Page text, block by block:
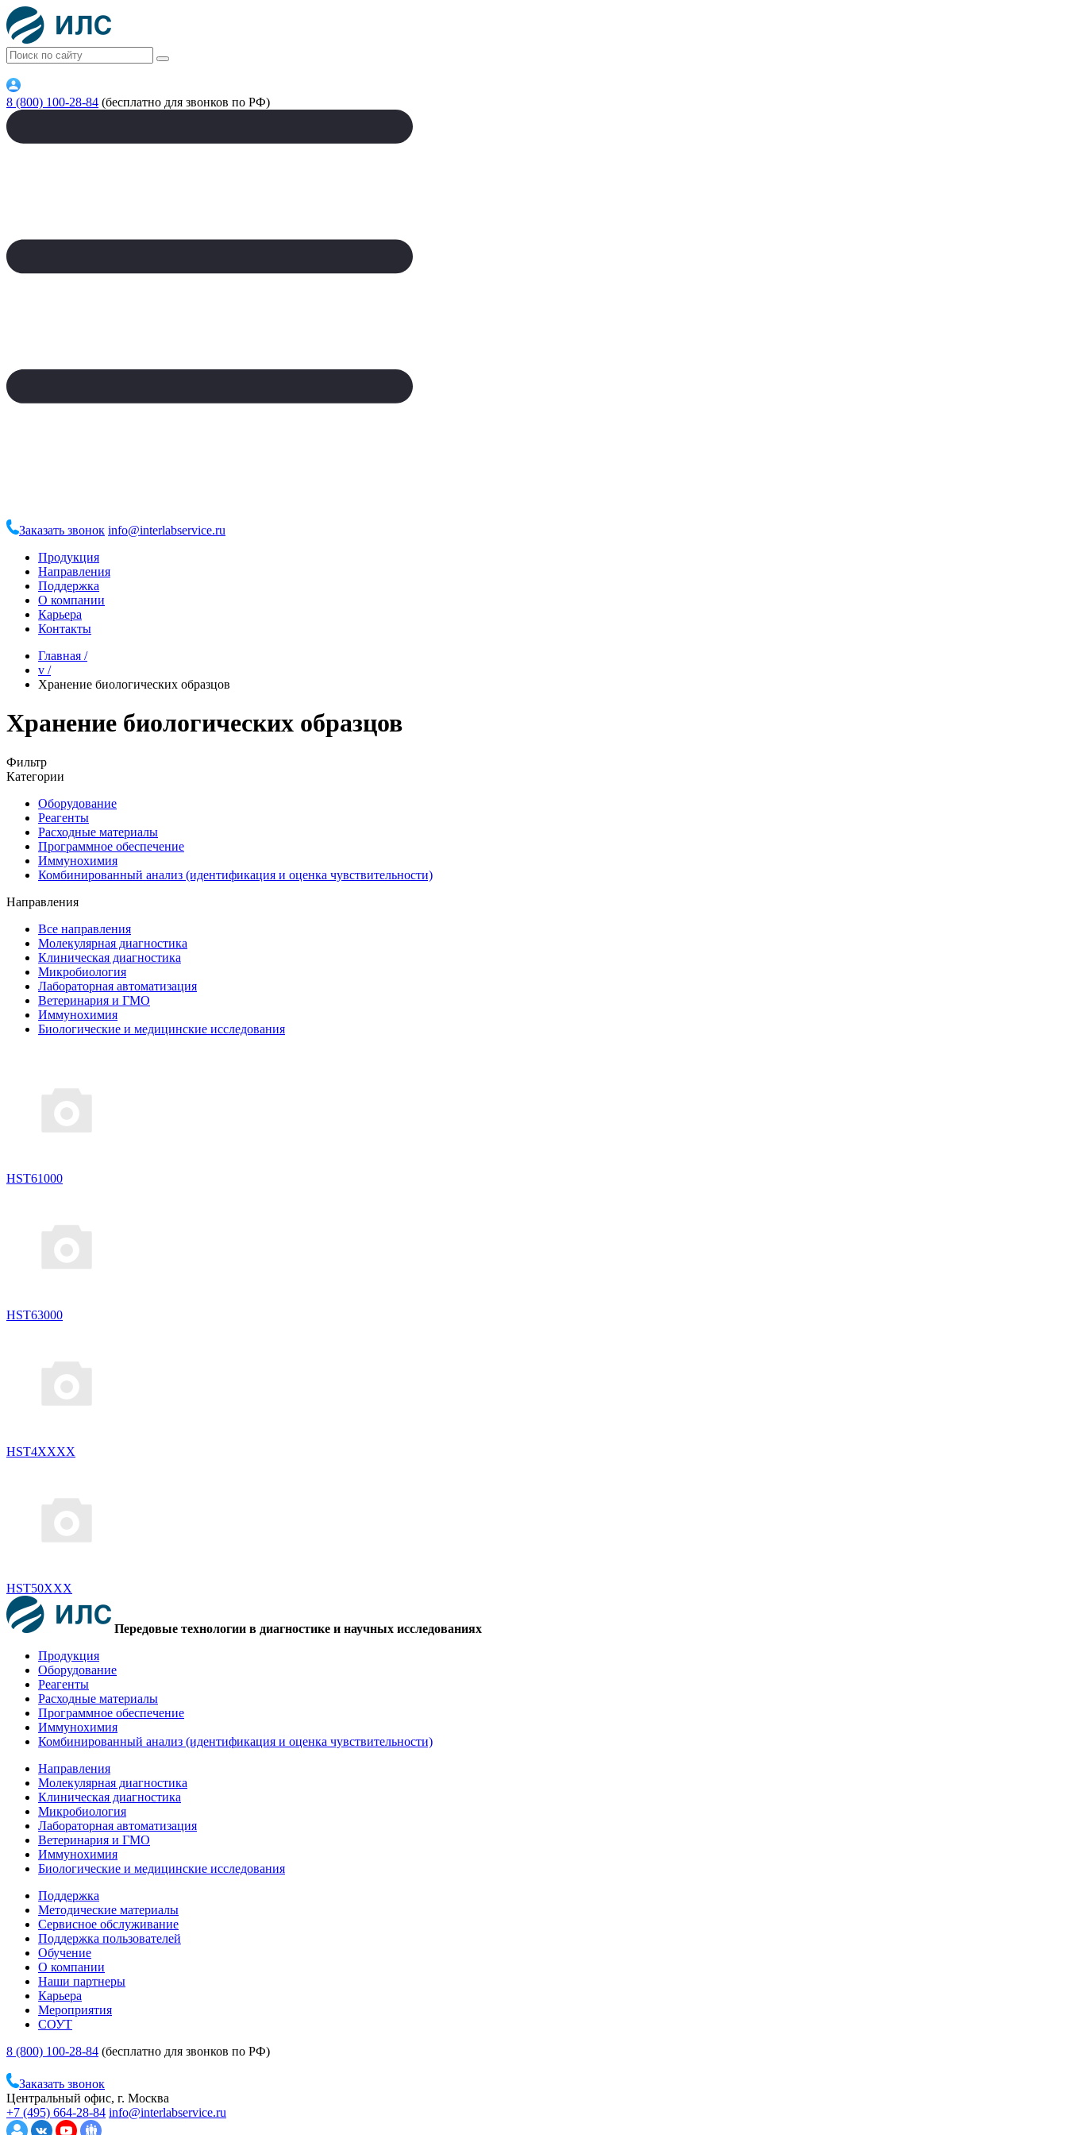
8 (800) 100-28-84 (бесплатно для звонков по РФ)
Заказать звонок info@interlabservice.ru
Продукция
Направления
Поддержка
О компании
Карьера
Контакты
Главная /
v /
Хранение биологических образцов
Хранение биологических образцов
Фильтр
Категории
Оборудование
Реагенты
Расходные материалы
Программное обеспечение
Иммунохимия
Комбинированный анализ (идентификация и оценка чувствительности)
Направления
Все направления
Молекулярная диагностика
Клиническая диагностика
Микробиология
Лабораторная автоматизация
Ветеринария и ГМО
Иммунохимия
Биологические и медицинские исследования
HST61000
HST63000
HST4XXXX
HST50XXX
Передовые технологии в диагностике и научных исследованиях
Продукция
Оборудование
Реагенты
Расходные материалы
Программное обеспечение
Иммунохимия
Комбинированный анализ (идентификация и оценка чувствительности)
Направления
Молекулярная диагностика
Клиническая диагностика
Микробиология
Лабораторная автоматизация
Ветеринария и ГМО
Иммунохимия
Биологические и медицинские исследования
Поддержка
Методические материалы
Сервисное обслуживание
Поддержка пользователей
Обучение
О компании
Наши партнеры
Карьера
Мероприятия
СОУТ
8 (800) 100-28-84 (бесплатно для звонков по РФ)
Заказать звонок
Центральный офис, г. Москва
+7 (495) 664-28-84 info@interlabservice.ru